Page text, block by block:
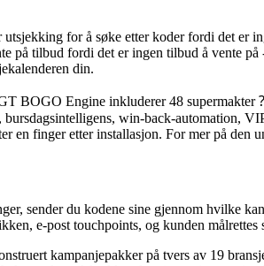
for å søke etter koder fordi det
på tilbud fordi det er ingen tilbud å vente
din.
BOGO Engine inkluderer 48
win-back-automation,
finger etter installasjon. For mer på den
sender du kodene sine gjennom hvilke
e-post touchpoints, og kunden målrettes
kampanjepakker på tvers av 19